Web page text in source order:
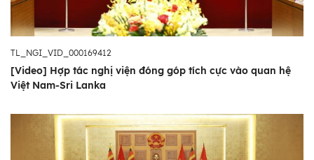
TL_NGI_VID_000169412
[Video] Hợp tác nghị viện đóng góp tích cực vào quan hệ
Việt Nam-Sri Lanka